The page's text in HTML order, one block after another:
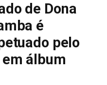
de Dona
é
pelo
álbum